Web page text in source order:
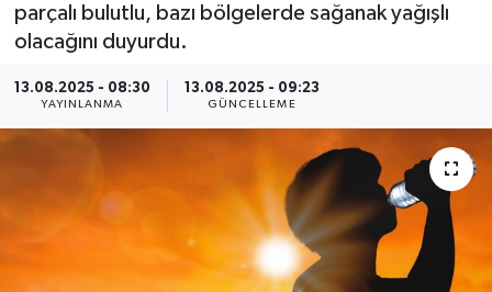
parçalı bulutlu, bazı bölgelerde sağanak yağışlı
olacağını duyurdu.
13.08.2025 - 08:30
YAYINLANMA
13.08.2025 - 09:23
GÜNCELLEME
RESMİ REKLAMLAR
Egemax TV
Haber Arşivi